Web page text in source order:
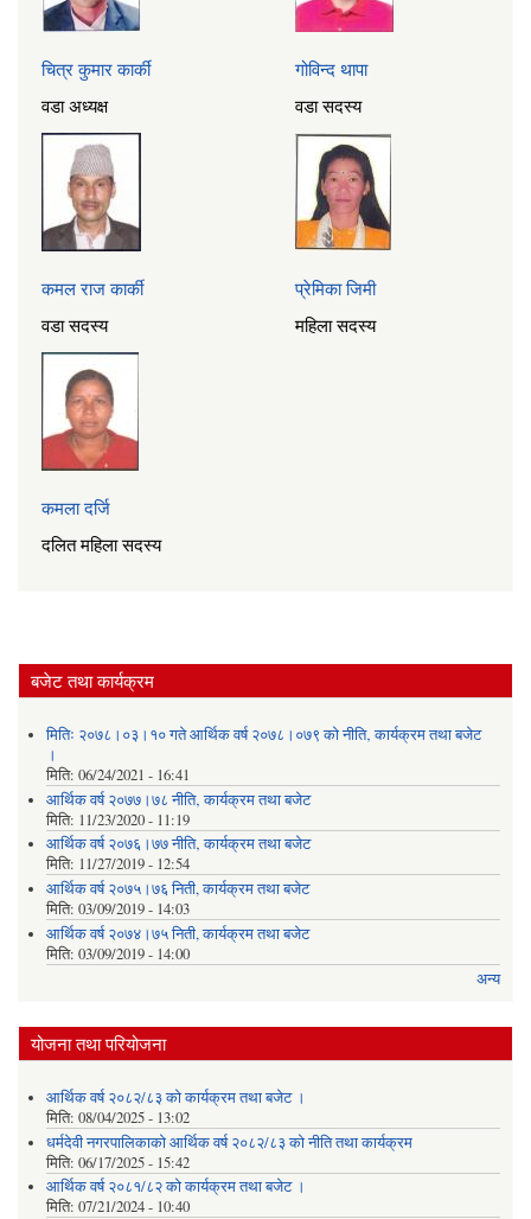
चित्र कुमार कार्की
वडा अध्यक्ष
गोविन्द थापा
वडा सदस्य
कमल राज कार्की
वडा सदस्य
प्रेमिका जिमी
महिला सदस्य
कमला दर्जि
दलित महिला सदस्य
बजेट तथा कार्यक्रम
मितिः २०७८।०३।१० गते आर्थिक वर्ष २०७८।०७९ को नीति‚ कार्यक्रम तथा बजेट
।
मिति: 06/24/2021 - 16:41
आर्थिक वर्ष २०७७।७८ नीति‚ कार्यक्रम तथा बजेट
मिति: 11/23/2020 - 11:19
आर्थिक वर्ष २०७६।७७ नीति‚ कार्यक्रम तथा बजेट
मिति: 11/27/2019 - 12:54
आर्थिक वर्ष २०७५।७६ निती, कार्यक्रम तथा बजेट
मिति: 03/09/2019 - 14:03
आर्थिक वर्ष २०७४।७५ निती, कार्यक्रम तथा बजेट
मिति: 03/09/2019 - 14:00
अन्य
योजना तथा परियोजना
आर्थिक वर्ष २०८२/८३ को कार्यक्रम तथा बजेट ।
मिति: 08/04/2025 - 13:02
धर्मदेवी नगरपालिकाको आर्थिक वर्ष २०८२/८३ को नीति तथा कार्यक्रम
मिति: 06/17/2025 - 15:42
आर्थिक वर्ष २०८१/८२ को कार्यक्रम तथा बजेट ।
मिति: 07/21/2024 - 10:40